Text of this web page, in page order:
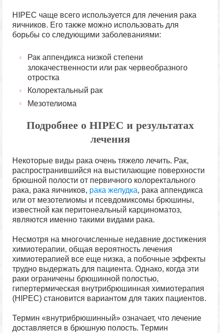
HIPEC чаще всего используется для лечения рака
яичников. Его также можно использовать для
борьбы со следующими заболеваниями:
Рак аппендикса низкой степени
злокачественности или рак червеобразного
отростка
Колоректальный рак
Мезотелиома
Подробнее о HIPEC и результатах
лечения
Некоторые виды рака очень тяжело лечить. Рак,
распространившийся на выстилающие поверхности
брюшной полости от первичного колоректального
рака, рака яичников, рака желудка, рака аппендикса
или от мезотелиомы и псевдомиксомы брюшины,
известной как перитонеальный карциноматоз,
являются именно такими видами рака.
Несмотря на многочисленные недавние достижения
химиотерапии, общая вероятность лечения
химиотерапией все еще низка, а побочные эффекты
трудно выдержать для пациента. Однако, когда эти
раки ограничены брюшинной полостью,
гипертермическая внутрибрюшинная химиотерапия
(HIPEC) становится вариантом для таких пациентов.
Термин «внутрибрюшинный» означает, что лечение
доставляется в брюшную полость. Термин